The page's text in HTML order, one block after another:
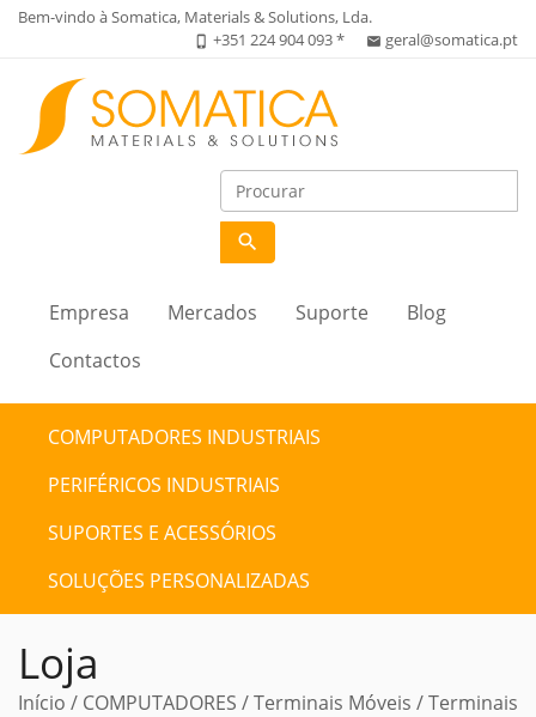
Bem-vindo à Somatica, Materials & Solutions, Lda.
phone_iphone +351 224 904 093 * email geral@somatica.pt
search
Empresa Mercados Suporte
Blog
Contactos
COMPUTADORES INDUSTRIAIS
PERIFÉRICOS INDUSTRIAIS
SUPORTES E ACESSÓRIOS
SOLUÇÕES PERSONALIZADAS
Loja
Início / COMPUTADORES /Terminais Móveis / Terminais